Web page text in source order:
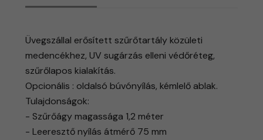
Üvegszállal erősített szűrőtartály közületi
medencékhez, UV sugárzás elleni védőréteg,
szűrőlapos kialakítás.
Opcionális : oldalsó búvónyílás, kémlelő ablak.
Tulajdonságok:
- Szűrőágy magassága 1,2 méter
- Leeresztő nyílás átmérő 75 mm